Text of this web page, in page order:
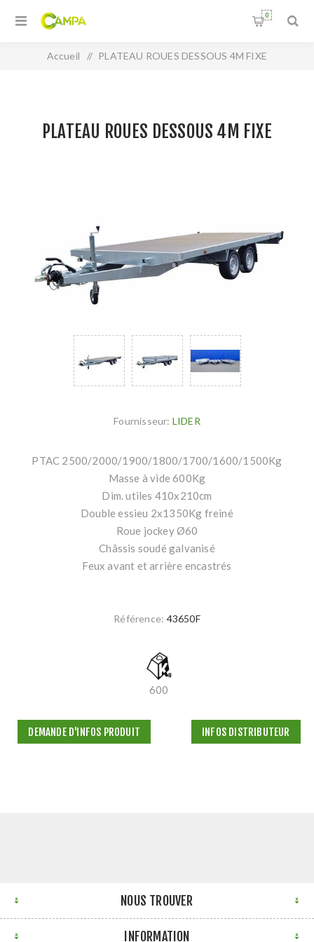
0
Accueil / PLATEAU ROUES DESSOUS 4M FIXE
PLATEAU ROUES DESSOUS 4M FIXE
Fournisseur: LIDER
PTAC 2500/2000/1900/1800/1700/1600/1500Kg
Masse à vide 600Kg
Dim. utiles 410x210cm
Double essieu 2x1350Kg freiné
Roue jockey Ø60
Châssis soudé galvanisé
Feux avant et arrière encastrés
Référence: 43650F
600
DEMANDE D'INFOS PRODUIT INFOS DISTRIBUTEUR
NOUS TROUVER
INFORMATION